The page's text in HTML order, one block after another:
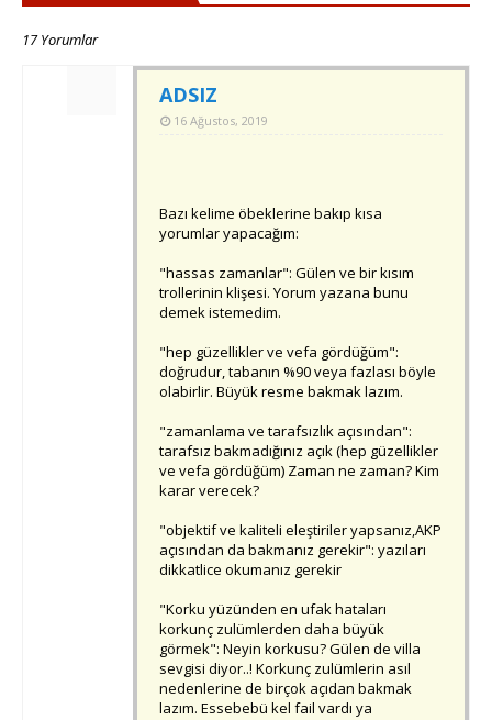
17 Yorumlar
ADSIZ
16 Ağustos, 2019
Bazı kelime öbeklerine bakıp kısa
yorumlar yapacağım:
"hassas zamanlar": Gülen ve bir kısım
trollerinin klişesi. Yorum yazana bunu
demek istemedim.
"hep güzellikler ve vefa gördüğüm":
doğrudur, tabanın %90 veya fazlası böyle
olabirlir. Büyük resme bakmak lazım.
"zamanlama ve tarafsızlık açısından":
tarafsız bakmadığınız açık (hep güzellikler
ve vefa gördüğüm) Zaman ne zaman? Kim
karar verecek?
"objektif ve kaliteli eleştiriler yapsanız,AKP
açısından da bakmanız gerekir": yazıları
dikkatlice okumanız gerekir
"Korku yüzünden en ufak hataları
korkunç zulümlerden daha büyük
görmek": Neyin korkusu? Gülen de villa
sevgisi diyor..! Korkunç zulümlerin asıl
nedenlerine de birçok açıdan bakmak
lazım. Essebebü kel fail vardı ya